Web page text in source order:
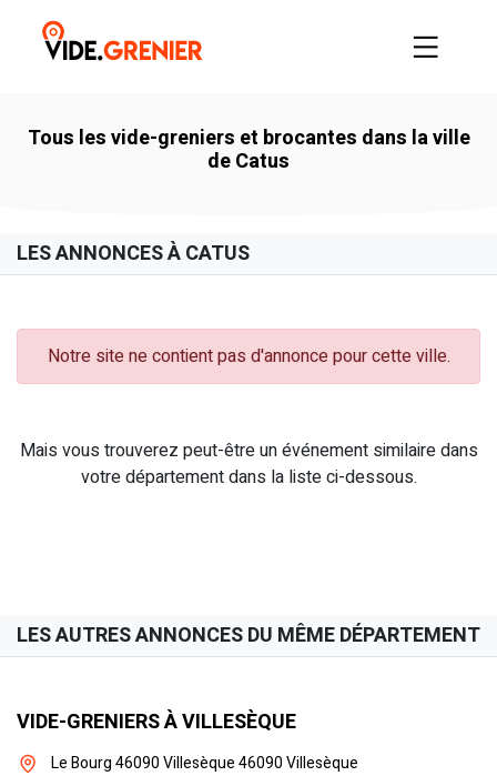
Tous les vide-greniers et brocantes dans la ville
de Catus
LES ANNONCES À CATUS
Notre site ne contient pas d'annonce pour cette ville.
Mais vous trouverez peut-être un événement similaire dans
votre département dans la liste ci-dessous.
LES AUTRES ANNONCES DU MÊME DÉPARTEMENT
VIDE-GRENIERS À VILLESÈQUE
Le Bourg 46090 Villesèque 46090 Villesèque